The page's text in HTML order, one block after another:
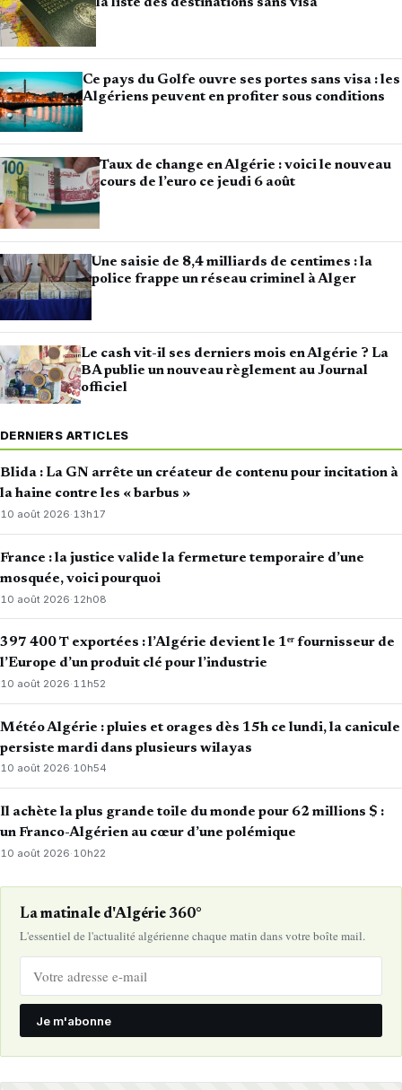
Ce pays du Golfe ouvre ses portes sans visa : les
Algériens peuvent en profiter sous conditions
Taux de change en Algérie : voici le nouveau
cours de l’euro ce jeudi 6 août
Une saisie de 8,4 milliards de centimes : la
police frappe un réseau criminel à Alger
Le cash vit-il ses derniers mois en Algérie ? La
BA publie un nouveau règlement au Journal
officiel
DERNIERS ARTICLES
Blida : La GN arrête un créateur de contenu pour incitation à
la haine contre les « barbus »
10 août 2026·13h17
France : la justice valide la fermeture temporaire d’une
mosquée, voici pourquoi
10 août 2026· 12h08
397 400 T exportées : l’Algérie devient le 1ᵉʳ fournisseur de
l’Europe d’un produit clé pour l’industrie
10 août 2026·11h52
Météo Algérie : pluies et orages dès 15h ce lundi, la canicule
persiste mardi dans plusieurs wilayas
10 août 2026·10h54
Il achète la plus grande toile du monde pour 62 millions $ :
un Franco-Algérien au cœur d’une polémique
10 août 2026· 10h22
La matinale d'Algérie 360°
L'essentiel de l'actualité algérienne chaque matin dans votre boîte mail.
Je m'abonne